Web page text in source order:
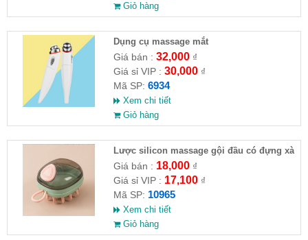
Giỏ hàng
Dụng cụ massage mắt
Giá bán : 32,000₫
Giá sỉ VIP : 30,000₫
Mã SP: 6934
Xem chi tiết
Giỏ hàng
Lược silicon massage gội đầu có đựng xà
phòng
Giá bán : 18,000₫
Giá sỉ VIP : 17,100₫
Mã SP: 10965
Xem chi tiết
Giỏ hàng